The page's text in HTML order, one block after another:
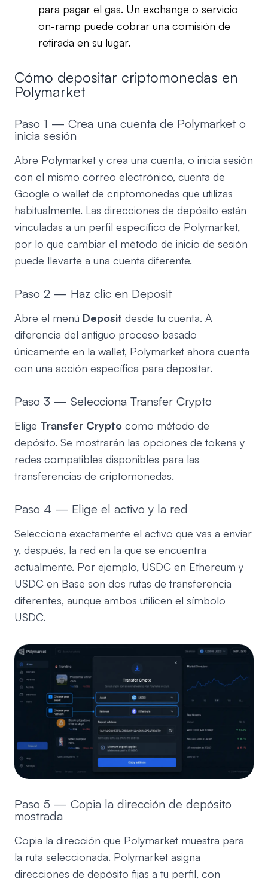
para pagar el gas. Un exchange o servicio
on-ramp puede cobrar una comisión de
retirada en su lugar.
Cómo depositar criptomonedas en
Polymarket
Paso 1 — Crea una cuenta de Polymarket o
inicia sesión
Abre Polymarket y crea una cuenta, o inicia sesión
con el mismo correo electrónico, cuenta de
Google o wallet de criptomonedas que utilizas
habitualmente. Las direcciones de depósito están
vinculadas a un perfil específico de Polymarket,
por lo que cambiar el método de inicio de sesión
puede llevarte a una cuenta diferente.
Paso 2 — Haz clic en Deposit
Abre el menú Deposit desde tu cuenta. A
diferencia del antiguo proceso basado
únicamente en la wallet, Polymarket ahora cuenta
con una acción específica para depositar.
Paso 3 — Selecciona Transfer Crypto
Elige Transfer Crypto como método de
depósito. Se mostrarán las opciones de tokens y
redes compatibles disponibles para las
transferencias de criptomonedas.
Paso 4 — Elige el activo y la red
Selecciona exactamente el activo que vas a enviar
y, después, la red en la que se encuentra
actualmente. Por ejemplo, USDC en Ethereum y
USDC en Base son dos rutas de transferencia
diferentes, aunque ambos utilicen el símbolo
USDC.
Paso 5 — Copia la dirección de depósito
mostrada
Copia la dirección que Polymarket muestra para
la ruta seleccionada. Polymarket asigna
direcciones de depósito fijas a tu perfil, con